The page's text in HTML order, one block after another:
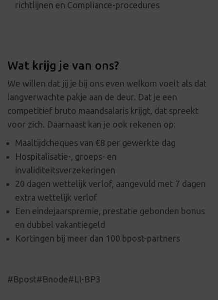
richtlijnen en Compliance-procedures
Wat krijg je van ons?
We willen dat jij je bij ons even welkom voelt als dat
langverwachte pakje aan de deur. Dat je een
competitief bruto maandsalaris krijgt, dat spreekt
voor zich. Daarnaast kan je ook rekenen op:
Maaltijdcheques van €8 per gewerkte dag
Hospitalisatie-, groeps- en
invaliditeitsverzekeringen
20 dagen wettelijk verlof, aangevuld met 7 dagen
extra wettelijk verlof
Een eindejaarspremie, prestatie gebonden bonus
en dubbel vakantiegeld
Kortingen bij meer dan 100 bpost-partners
#Bpost#Bnode#LI-BP3